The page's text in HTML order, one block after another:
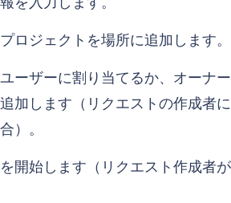
ロジェクトを場所に追加します。
ーザーに割り当てるか、オーナ
加します（リクエストの作成者
）。
開始します（リクエスト作成者